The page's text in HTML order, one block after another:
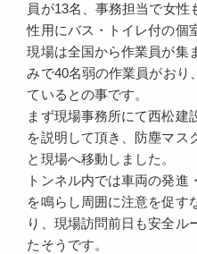
員が13名、事務担当で女
性用にバス・トイレ付の個
現場は全国から作業員が集
みで40名弱の作業員がおり
ているとの事です。
まず現場事務所にて西松建
を説明して頂き、防塵マス
と現場へ移動しました。
トンネル内では車両の発進
を鳴らし周囲に注意を促す
り、現場訪問前日も安全ル
たそうです。